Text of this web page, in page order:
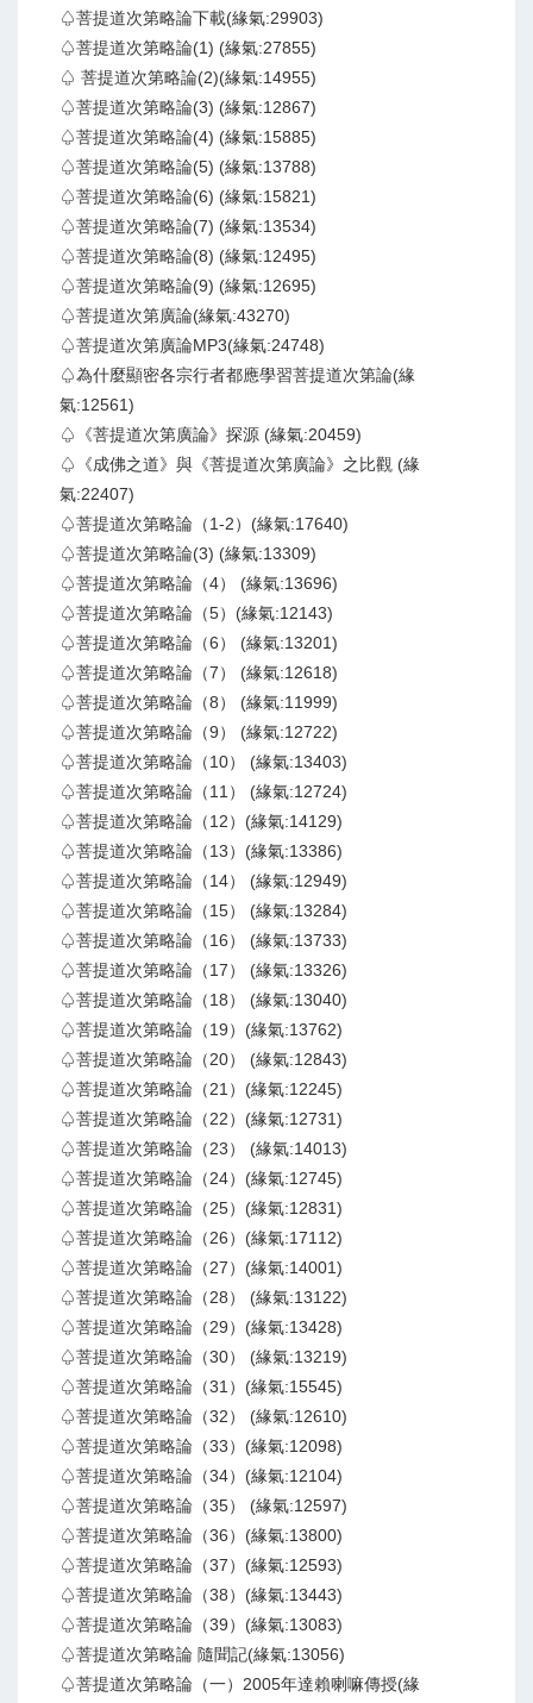
♤菩提道次第略論下載(緣氣:29903)
♤菩提道次第略論(1) (緣氣:27855)
♤ 菩提道次第略論(2)(緣氣:14955)
♤菩提道次第略論(3) (緣氣:12867)
♤菩提道次第略論(4) (緣氣:15885)
♤菩提道次第略論(5) (緣氣:13788)
♤菩提道次第略論(6) (緣氣:15821)
♤菩提道次第略論(7) (緣氣:13534)
♤菩提道次第略論(8) (緣氣:12495)
♤菩提道次第略論(9) (緣氣:12695)
♤菩提道次第廣論(緣氣:43270)
♤菩提道次第廣論MP3(緣氣:24748)
♤為什麼顯密各宗行者都應學習菩提道次第論(緣
氣:12561)
♤《菩提道次第廣論》探源 (緣氣:20459)
♤《成佛之道》與《菩提道次第廣論》之比觀 (緣
氣:22407)
♤菩提道次第略論（1-2）(緣氣:17640)
♤菩提道次第略論(3) (緣氣:13309)
♤菩提道次第略論（4） (緣氣:13696)
♤菩提道次第略論（5）(緣氣:12143)
♤菩提道次第略論（6） (緣氣:13201)
♤菩提道次第略論（7） (緣氣:12618)
♤菩提道次第略論（8） (緣氣:11999)
♤菩提道次第略論（9） (緣氣:12722)
♤菩提道次第略論（10） (緣氣:13403)
♤菩提道次第略論（11） (緣氣:12724)
♤菩提道次第略論（12）(緣氣:14129)
♤菩提道次第略論（13）(緣氣:13386)
♤菩提道次第略論（14） (緣氣:12949)
♤菩提道次第略論（15） (緣氣:13284)
♤菩提道次第略論（16） (緣氣:13733)
♤菩提道次第略論（17） (緣氣:13326)
♤菩提道次第略論（18） (緣氣:13040)
♤菩提道次第略論（19）(緣氣:13762)
♤菩提道次第略論（20） (緣氣:12843)
♤菩提道次第略論（21）(緣氣:12245)
♤菩提道次第略論（22）(緣氣:12731)
♤菩提道次第略論（23） (緣氣:14013)
♤菩提道次第略論（24）(緣氣:12745)
♤菩提道次第略論（25）(緣氣:12831)
♤菩提道次第略論（26）(緣氣:17112)
♤菩提道次第略論（27）(緣氣:14001)
♤菩提道次第略論（28） (緣氣:13122)
♤菩提道次第略論（29）(緣氣:13428)
♤菩提道次第略論（30） (緣氣:13219)
♤菩提道次第略論（31）(緣氣:15545)
♤菩提道次第略論（32） (緣氣:12610)
♤菩提道次第略論（33）(緣氣:12098)
♤菩提道次第略論（34）(緣氣:12104)
♤菩提道次第略論（35） (緣氣:12597)
♤菩提道次第略論（36）(緣氣:13800)
♤菩提道次第略論（37）(緣氣:12593)
♤菩提道次第略論（38）(緣氣:13443)
♤菩提道次第略論（39）(緣氣:13083)
♤菩提道次第略論 隨聞記(緣氣:13056)
♤菩提道次第略論（一）2005年達賴喇嘛傳授(緣